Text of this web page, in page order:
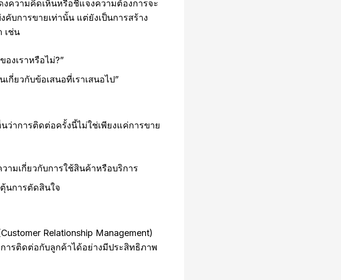
ความคิดเห็นหรือชี้แจงความต้องการจะ
คับการขายเท่านั้น แต่ยังเป็นการสร้าง
เช่น
งเราหรือไม่?”
กี่ยวกับข้อเสนอที่เราเสนอไป”
ว่าการติดต่อครั้งนี้ไม่ใช่เพียงแค่การขาย
ามเกี่ยวกับการใช้สินค้าหรือบริการ
นการตัดสินใจ
Relationship Management)
ารติดต่อกับลูกค้าได้อย่างมีประสิทธิภาพ